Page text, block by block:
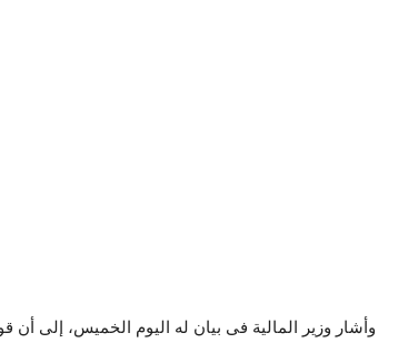
وأشار وزير المالية فى بيان له اليوم الخميس، إلى